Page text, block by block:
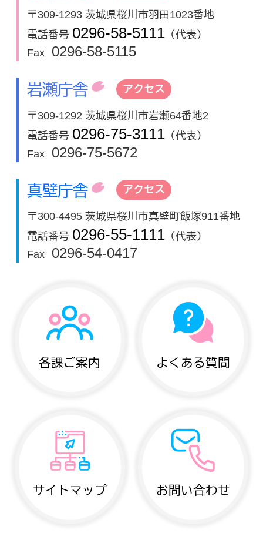
〒309-1293 茨城県桜川市羽田1023番地
電話番号 0296-58-5111 （代表）
Fax
0296-58-5115
岩瀬庁舎 アクセス
〒309-1292 茨城県桜川市岩瀬64番地2
電話番号 0296-75-3111 （代表）
Fax
0296-75-5672
真壁庁舎 アクセス
〒300-4495 茨城県桜川市真壁町飯塚911番地
電話番号 0296-55-1111 （代表）
Fax
0296-54-0417
各課ご案内 よくある質問
サイトマップ お問い合わせ